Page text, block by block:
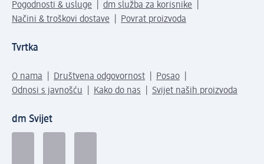
Pogodnosti & usluge
dm služba za korisnike
Načini & troškovi dostave
Povrat proizvoda
Tvrtka
O nama Društvena odgovornost
Posao
Odnosi s javnošću
Kako do nas Svijet naših proizvoda
dm Svijet